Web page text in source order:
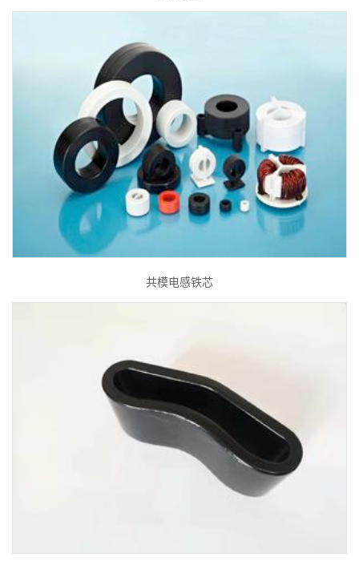
共模电感铁芯